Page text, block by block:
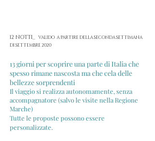
12 NOTTI_ VALIDO A PARTIRE DELLA SECONDA SETTIMANA
DI SETTEMBRE 2020
13 giorni per scoprire una parte di Italia che
spesso rimane nascosta ma che cela delle
bellezze sorprendenti
Il viaggio si realizza autonomamente, senza
accompagnatore (salvo le visite nella Regione
Marche)
Tutte le proposte possono essere
personalizzate.